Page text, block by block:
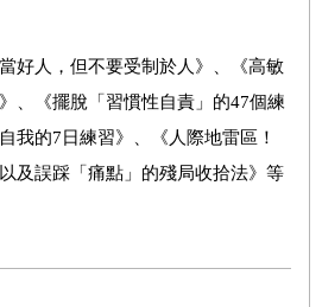
好人，但不要受制於人》、《高敏
、《擺脫「習慣性自責」的47個練
我的7 日練習》、《人際地雷區！
及誤踩「痛點」的殘局收拾法》等